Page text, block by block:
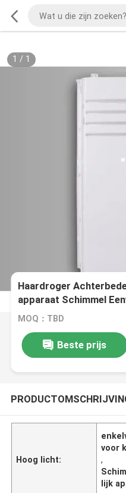
1 / 1
Haardroger
apparaat Schimmel
holtes plastic
MOQ：TBD
Beste prijs
Hoog licht:
voor
,
lijk